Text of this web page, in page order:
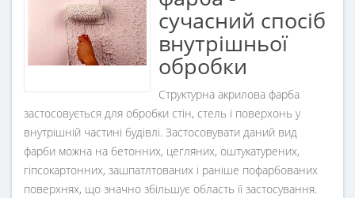
сучасний спосіб
внутрішньої
обробки
Структурна акрилова фарба
застосовується для обробки стін, стель і поверхонь у
внутрішній частині будівлі. Застосовувати даний вид
фарби можна на бетонних, цегляних, оштукатурених,
гіпсокартонних, зашпатлтованих і раніше пофарбованих
поверхнях, що значно збільшує область її застосування.